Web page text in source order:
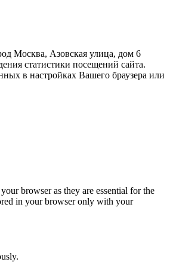
Москва, Азовская улица, дом 6
статистики посещений сайта.
в настройках Вашего браузера или
browser as they are essential for the
in your browser only with your